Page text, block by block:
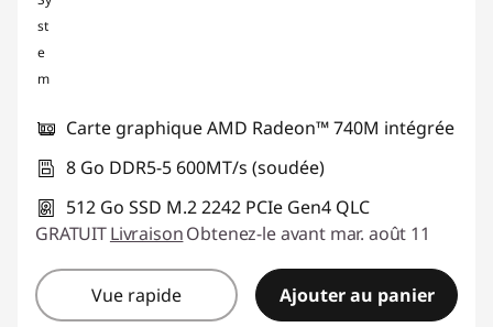
Carte graphique AMD Radeon™ 740M intégrée
8 Go DDR5-5 600MT/s (soudée)
512 Go SSD M.2 2242 PCIe Gen4 QLC
GRATUITLivraisonObtenez-le avant mar. août 11
Vue rapide Ajouter au panier